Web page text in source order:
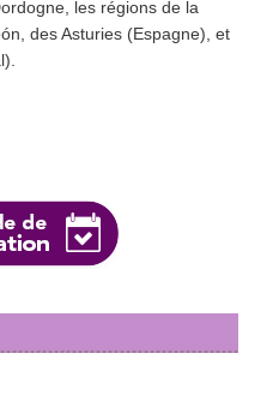
les régions de la
des Asturies (Espagne), et